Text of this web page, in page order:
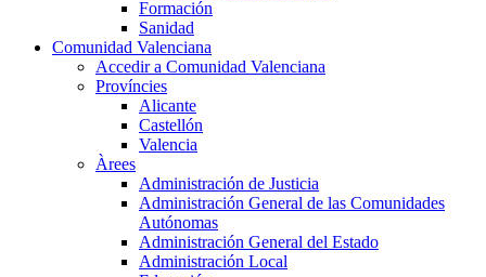
Formación
Sanidad
Comunidad Valenciana
Accedir a Comunidad Valenciana
Províncies
Alicante
Castellón
Valencia
Àrees
Administración de Justicia
Administración General de las Comunidades
Autónomas
Administración General del Estado
Administración Local